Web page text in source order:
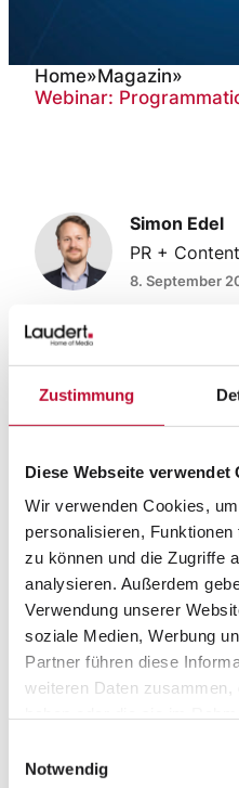
Zustimmung
Diese Webseite verwendet
Wir verwenden Cookies,
personalisieren,
zu können und die Zugriffe
analysieren. Außerdem
Verwendung unserer
soziale Medien, Werbung
Partner führen diese
weiteren Daten zusammen,
Datenschutzerklärung
Notwendig
Webinar:
Home»Magazin»
Webinar:
Simon Edel
PR +
8. September
Laudert und
auf, was es
Der Programmatic-
Munde. Aber um was
Laudert-IT-Consultant
im Webinar unseres
16.09.2021 ab 11 Uhr
was Programmatic
keinerlei Vorkenntnisse
Sie erfahren, woher
Multi- und